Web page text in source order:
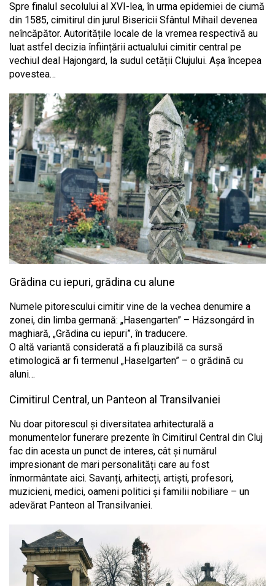
Spre finalul secolului al XVI-lea, în urma epidemiei de ciumă
din 1585, cimitirul din jurul Bisericii Sfântul Mihail devenea
neîncăpător. Autoritățile locale de la vremea respectivă au
luat astfel decizia înființării actualului cimitir central pe
vechiul deal Hajongard, la sudul cetății Clujului. Așa începea
povestea…
Grădina cu iepuri, grădina cu alune
Numele pitorescului cimitir vine de la vechea denumire a
zonei, din limba germană: „Hasengarten” – Házsongárd în
maghiară, „Grădina cu iepuri”, în traducere.
O altă variantă considerată a fi plauzibilă ca sursă
etimologică ar fi termenul „Haselgarten” – o grădină cu
aluni…
Cimitirul Central, un Panteon al Transilvaniei
Nu doar pitorescul și diversitatea arhitecturală a
monumentelor funerare prezente în Cimitirul Central din Cluj
fac din acesta un punct de interes, cât și numărul
impresionant de mari personalități care au fost
înmormântate aici. Savanți, arhitecți, artiști, profesori,
muzicieni, medici, oameni politici și familii nobiliare – un
adevărat Panteon al Transilvaniei.